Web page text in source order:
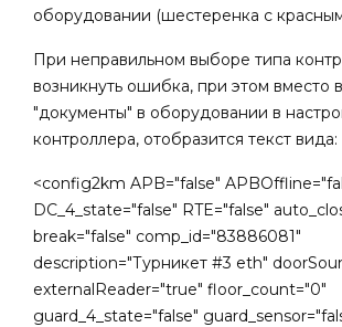
оборудовании (шестеренка с
При неправильном выборе типа
возникнуть ошибка, при этом вместо
"документы" в оборудовании в
контроллера, отобразится текст вида:
<config2km APB="false"
DC_4_state="false" RTE="false"
break="false" comp_id="83886081"
description="Турникет #3 eth"
externalReader="true" floor_count="0"
guard_4_state="false"